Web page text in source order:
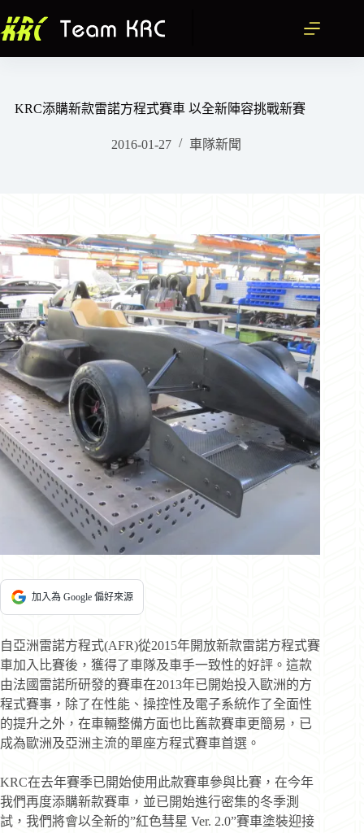
至
KRC添購新款雷諾方程式賽車 以全新陣容挑戰新賽
2016-01-27 車隊新聞
加入為 Google 偏好來源
自亞洲雷諾方程式(AFR)從2015年開放新款雷諾方程式賽
車加入比賽後，獲得了車隊及車手一致性的好評。這款
由法國雷諾所研發的賽車在2013年已開始投入歐洲的方
程式賽事，除了在性能、操控性及電子系統作了全面性
的提升之外，在車輛整備方面也比舊款賽車更簡易，已
成為歐洲及亞洲主流的單座方程式賽車首選。
KRC在去年賽季已開始使用此款賽車參與比賽，在今年
我們再度添購新款賽車，並已開始進行密集的冬季測
試，我們將會以全新的”紅色彗星 Ver. 2.0”賽車塗裝迎接